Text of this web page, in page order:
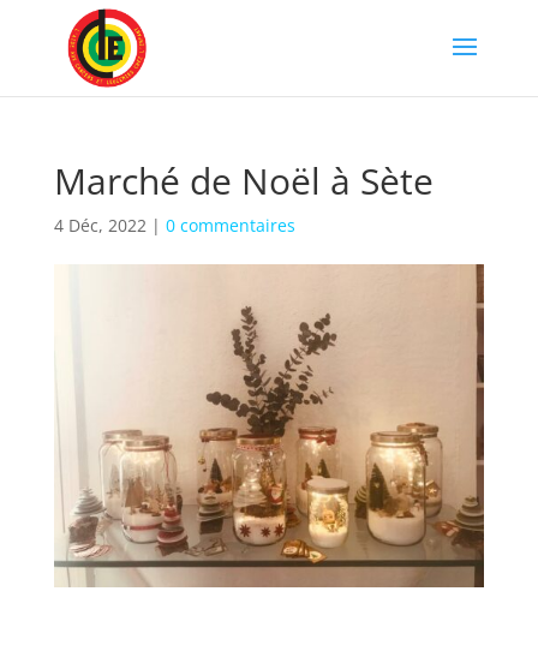
Marché de Noël à Sète
4 Déc, 2022| 0 commentaires